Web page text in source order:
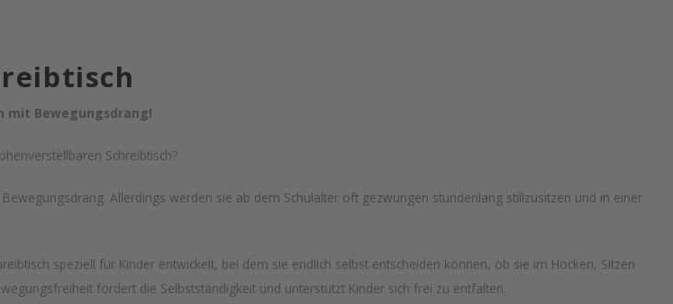
mit Bewegungsdrang!
Schreibtisch?
Allerdings werden sie ab dem Schulalter oft gezwungen stundenlang stillzusitzen und in einer
speziell für Kinder entwickelt, bei dem sie endlich selbst entscheiden können, ob sie im Hocken, Sitzen
fördert die Selbstständigkeit und unterstützt Kinder sich frei zu entfalten.